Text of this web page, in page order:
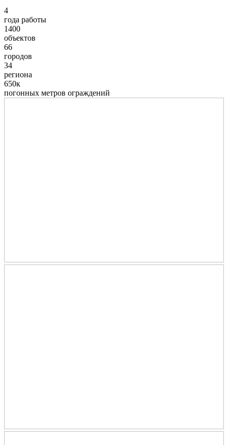
4
года работы
1400
объектов
66
городов
34
региона
650к
погонных метров ограждений